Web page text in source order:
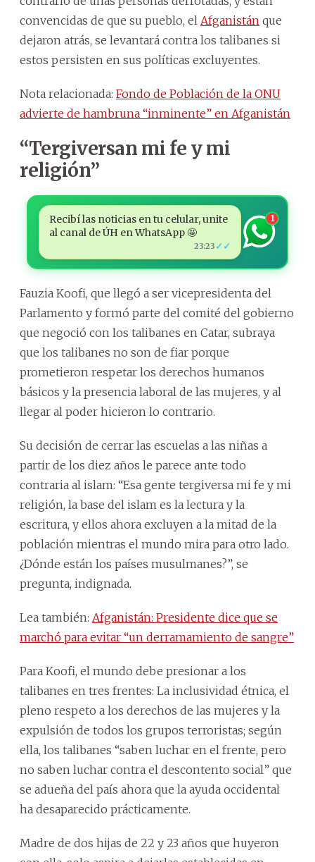
convencidas de que su pueblo, el Afganistán que
dejaron atrás, se levantará contra los talibanes si
estos persisten en sus políticas excluyentes.
Nota relacionada: Fondo de Población de la ONU
advierte de hambruna “inminente” en Afganistán
“Tergiversan mi fe y mi
religión”
Recibí las noticias en tu celular, unite
al canal de ÚH en WhatsApp 🤩
23:23 ✓✓
1
Fauzia Koofi, que llegó a ser vicepresidenta del
Parlamento y formó parte del comité del gobierno
que negoció con los talibanes en Catar, subraya
que los talibanes no son de fiar porque
prometieron respetar los derechos humanos
básicos y la presencia laboral de las mujeres, y al
llegar al poder hicieron lo contrario.
Su decisión de cerrar las escuelas a las niñas a
partir de los diez años le parece ante todo
contraria al islam: “Esa gente tergiversa mi fe y mi
religión, la base del islam es la lectura y la
escritura, y ellos ahora excluyen a la mitad de la
población mientras el mundo mira para otro lado.
¿Dónde están los países musulmanes?”, se
pregunta, indignada.
Lea también: Afganistán: Presidente dice que se
marchó para evitar “un derramamiento de sangre”
Para Koofi, el mundo debe presionar a los
talibanes en tres frentes: La inclusividad étnica, el
pleno respeto a los derechos de las mujeres y la
expulsión de todos los grupos terroristas; según
ella, los talibanes “saben luchar en el frente, pero
no saben luchar contra el descontento social” que
se adueña del país ahora que la ayuda occidental
ha desaparecido prácticamente.
Madre de dos hijas de 22 y 23 años que huyeron